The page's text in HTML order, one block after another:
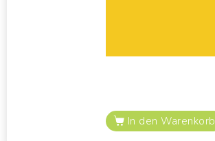
In den Warenkorb